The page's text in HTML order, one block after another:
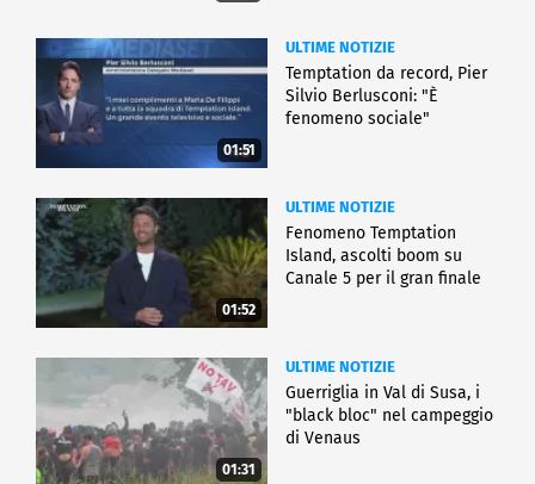
01:51
ULTIME NOTIZIE
Temptation da record, Pier
Silvio Berlusconi: "È
fenomeno sociale"
01:52
ULTIME NOTIZIE
Fenomeno Temptation
Island, ascolti boom su
Canale 5 per il gran finale
01:31
ULTIME NOTIZIE
Guerriglia in Val di Susa, i
"black bloc" nel campeggio
di Venaus